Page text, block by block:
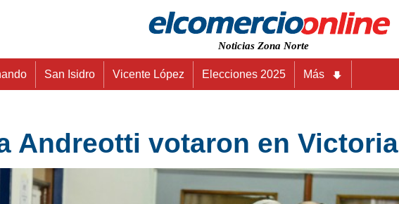
Noticias Zona Norte
San Isidro Vicente López Elecciones 2025 Más
Andreotti votaron en Victoria